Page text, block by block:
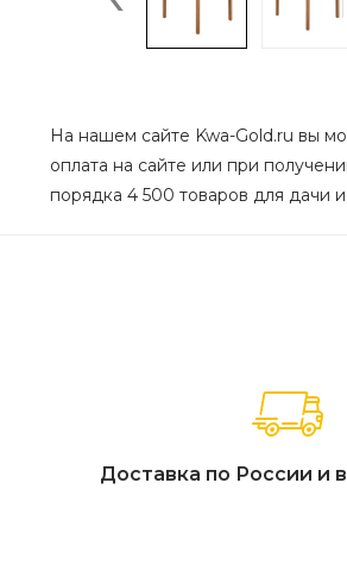
На нашем сайте Kwa-Gold.ru вы
оплата на сайте или при
порядка 4 500 товаров для дачи
Доставка по России и